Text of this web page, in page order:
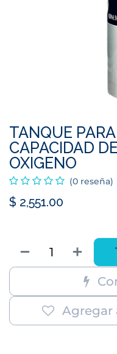
TANQUE
CAPACIDAD
OXIGENO
(0 reseña)
$ 2,551.00
Agregar